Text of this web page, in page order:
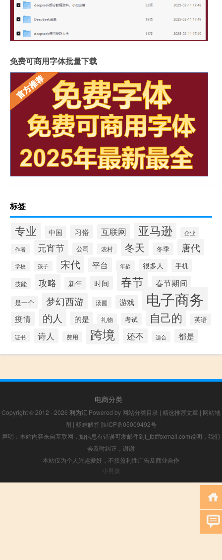
免费可商用字体批量下载
标签
专业 中国 习俗 互联网 亚马逊 企业
作者 元宵节 公司 农村 冬天 冬季 唐代
学校 孩子 宋代 平台 年龄 很多人 手机
技能 攻略 新年 时间 春节 春节期间
是一个 梦幻西游 汤圆 游戏 电子商务
疫情 的人 的是 礼物 考试 自己的 英语
证书 诗人 费用 跨境 还不 适合 都是
电商分类
Copyright © 2012 - 2026 利为汇 Powered by 网站分类目录 | 精选推荐文章 | 网站地
图 | 疑难解答 陕ICP备05009492号
声明：本站内容来自互联网，如信息有错误可发邮件到f_fb#foxmail.com说明，我们
会及时纠正，谢谢
本站仅为个人兴趣爱好，不接盈利性广告及商业合作
小男孩